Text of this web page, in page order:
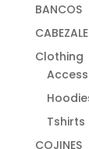
BANCOS
Clothing
Tshirts
COJINES